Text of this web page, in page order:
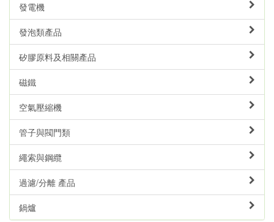
發電機
發泡類產品
矽膠原料及相關產品
磁鐵
空氣壓縮機
管子與閥門類
繩索與鋼纜
過濾/分離 產品
鍋爐